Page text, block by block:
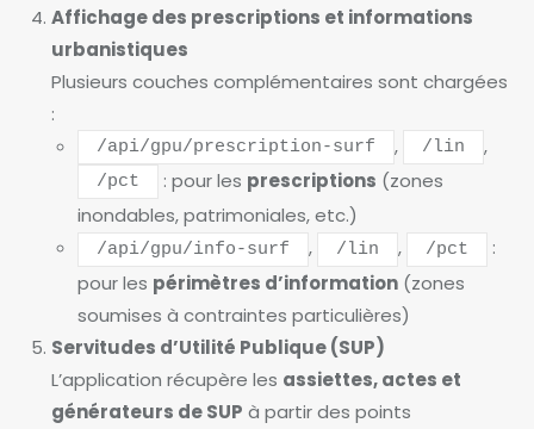
Affichage des prescriptions et informations
urbanistiques
Plusieurs couches complémentaires sont chargées
:
/api/gpu/prescription-surf , /lin ,
/pct : pour les prescriptions (zones
inondables, patrimoniales, etc.)
/api/gpu/info-surf , /lin , /pct
:
pour les périmètres d’information (zones
soumises à contraintes particulières)
Servitudes d’Utilité Publique (SUP)
L’application récupère les assiettes, actes et
générateurs de SUP à partir des points